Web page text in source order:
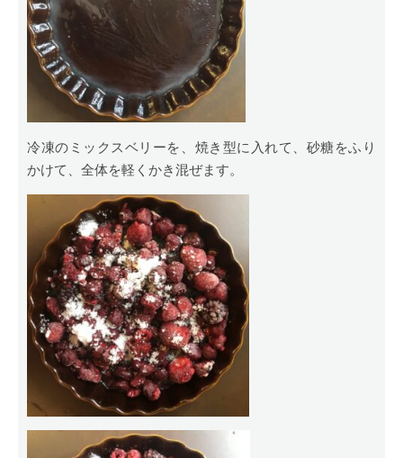
冷凍のミックスベリーを、焼き型に入れて、砂糖をふり
かけて、全体を軽くかき混ぜます。